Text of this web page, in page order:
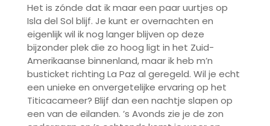
Het is zónde dat ik maar een paar uurtjes op
Isla del Sol blijf. Je kunt er overnachten en
eigenlijk wil ik nog langer blijven op deze
bijzonder plek die zo hoog ligt in het Zuid-
Amerikaanse binnenland, maar ik heb m’n
busticket richting La Paz al geregeld. Wil je echt
een unieke en onvergetelijke ervaring op het
Titicacameer? Blijf dan een nachtje slapen op
een van de eilanden. ’s Avonds zie je de zon